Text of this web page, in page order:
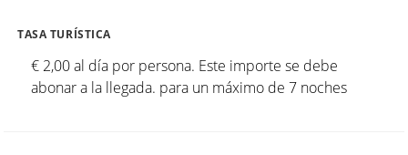
TASA TURÍSTICA
€ 2,00 al día por persona. Este importe se debe
abonar a la llegada. para un máximo de 7 noches